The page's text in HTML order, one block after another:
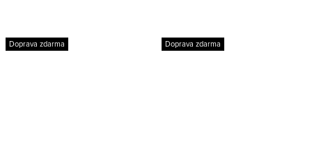
Doprava zdarma Doprava zdarma